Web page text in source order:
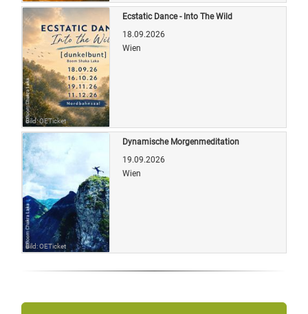
Bild: OETicket
Ecstatic Dance - Into The Wild
18.09.2026
Wien
Bild: OETicket
Dynamische Morgenmeditation
19.09.2026
Wien